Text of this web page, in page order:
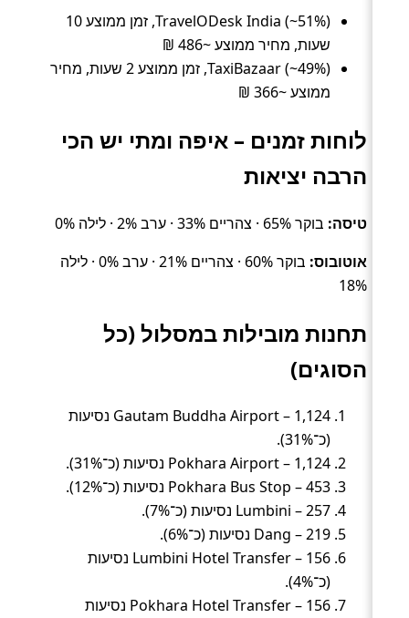
TravelODesk India (~51%), זמן ממוצע 10
שעות, מחיר ממוצע ~486 ₪
TaxiBazaar (~49%), זמן ממוצע 2 שעות, מחיר
ממוצע ~366 ₪
לוחות זמנים – איפה ומתי יש הכי
הרבה יציאות
טיסה: בוקר 65% · צהריים 33% · ערב 2% · לילה 0%
אוטובוס:
בוקר 60% · צהריים 21% · ערב 0% · לילה
18%
תחנות מובילות במסלול (כל
הסוגים)
Gautam Buddha Airport – 1,124 נסיעות
(כ־31%).
Pokhara Airport – 1,124 נסיעות (כ־31%).
Pokhara Bus Stop – 453 נסיעות (כ־12%).
Lumbini – 257 נסיעות (כ־7%).
Dang – 219 נסיעות (כ־6%).
Lumbini Hotel Transfer – 156 נסיעות
(כ־4%).
Pokhara Hotel Transfer – 156 נסיעות